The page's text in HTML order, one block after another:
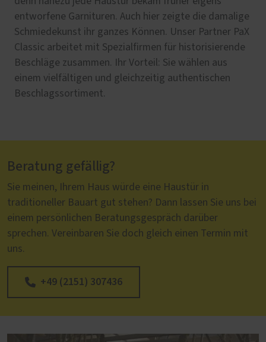
entworfene Garnituren. Auch hier zeigte die damalige
Schmiedekunst ihr ganzes Können. Unser Partner PaX
Classic arbeitet mit Spezialfirmen für historisierende
Beschläge zusammen. Ihr Vorteil: Sie wählen aus
einem vielfältigen und gleichzeitig authentischen
Beschlagssortiment.
Beratung gefällig?
Sie meinen, Ihrem Haus würde eine Haustür in
traditioneller Bauart gut stehen? Dann lassen Sie uns bei
einem persönlichen Beratungsgespräch darüber
sprechen. Vereinbaren Sie doch gleich einen Termin mit
uns.
+49 (2151) 307436